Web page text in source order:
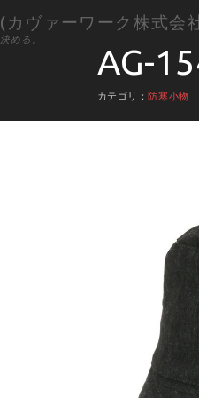
カヴァーワーク株式会
める。
AG-
カテゴリ：防寒小物